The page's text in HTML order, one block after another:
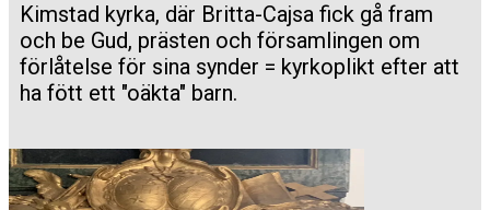
Kimstad kyrka, där Britta-Cajsa fick gå fram
och be Gud, prästen och församlingen om
förlåtelse för sina synder = kyrkoplikt efter att
ha fött ett "oäkta" barn.